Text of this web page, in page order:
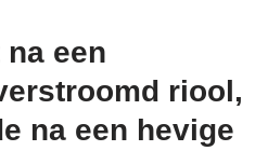
een
riool,
na een hevige